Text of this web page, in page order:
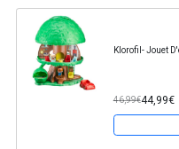
Klorofil- Jouet
46,99€44,99€